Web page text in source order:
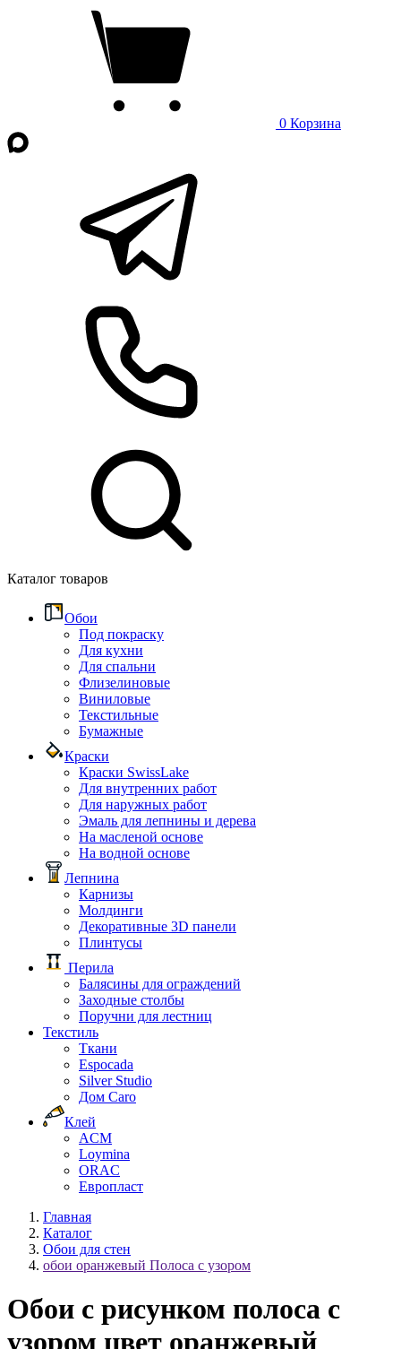
0 Корзина
Каталог товаров
Обои
Под покраску
Для кухни
Для спальни
Флизелиновые
Виниловые
Текстильные
Бумажные
Краски
Краски SwissLake
Для внутренних работ
Для наружных работ
Эмаль для лепнины и дерева
На масленой основе
На водной основе
Лепнина
Карнизы
Молдинги
Декоративные 3D панели
Плинтусы
Перила
Балясины для ограждений
Заходные столбы
Поручни для лестниц
Текстиль
Ткани
Espocada
Silver Studio
Дом Caro
Клей
ACM
Loymina
ORAC
Европласт
Главная
Каталог
Обои для стен
обои оранжевый Полоса с узором
Обои с рисунком полоса с
узором цвет оранжевый